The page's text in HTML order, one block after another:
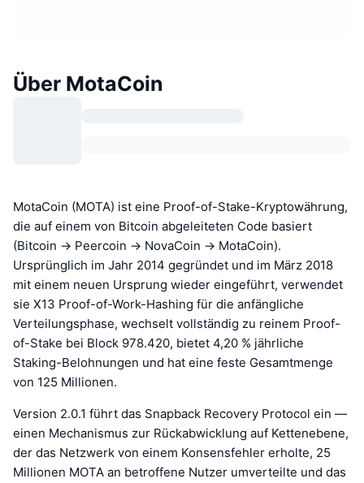
Über MotaCoin
MotaCoin (MOTA) ist eine Proof-of-Stake-Kryptowährung,
die auf einem von Bitcoin abgeleiteten Code basiert
(Bitcoin → Peercoin → NovaCoin → MotaCoin).
Ursprünglich im Jahr 2014 gegründet und im März 2018
mit einem neuen Ursprung wieder eingeführt, verwendet
sie X13 Proof-of-Work-Hashing für die anfängliche
Verteilungsphase, wechselt vollständig zu reinem Proof-
of-Stake bei Block 978.420, bietet 4,20 % jährliche
Staking-Belohnungen und hat eine feste Gesamtmenge
von 125 Millionen.
Version 2.0.1 führt das Snapback Recovery Protocol ein —
einen Mechanismus zur Rückabwicklung auf Kettenebene,
der das Netzwerk von einem Konsensfehler erholte, 25
Millionen MOTA an betroffene Nutzer umverteilte und das